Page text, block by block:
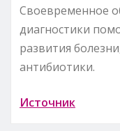
Своевременное
диагностики
развития
антибиотики.
Источник